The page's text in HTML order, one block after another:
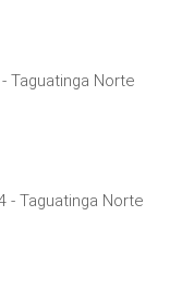
Taguatinga Norte
- Taguatinga Norte